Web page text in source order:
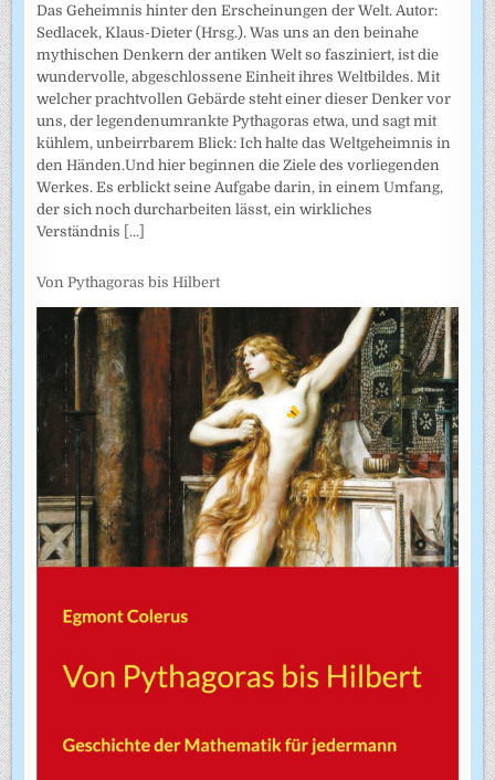
Das Geheimnis hinter den Erscheinungen der Welt. Autor:
Sedlacek, Klaus-Dieter (Hrsg.). Was uns an den beinahe
mythischen Denkern der antiken Welt so fasziniert, ist die
wundervolle, abgeschlossene Einheit ihres Weltbildes. Mit
welcher prachtvollen Gebärde steht einer dieser Denker vor
uns, der legendenumrankte Pythagoras etwa, und sagt mit
kühlem, unbeirrbarem Blick: Ich halte das Weltgeheimnis in
den Händen.Und hier beginnen die Ziele des vorliegenden
Werkes. Es erblickt seine Aufgabe darin, in einem Umfang,
der sich noch durcharbeiten lässt, ein wirkliches
Verständnis [...]
Von Pythagoras bis Hilbert